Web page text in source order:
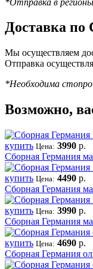
Доставка
Мы осуществляем
Отправка
*Необходима
Возможно,
купить Цена: 3990 р.
Сборная Германия
купить Цена: 4490 р.
Сборная Германия
купить Цена: 3990 р.
Сборная Германия
купить Цена: 4690 р.
Сборная Германия